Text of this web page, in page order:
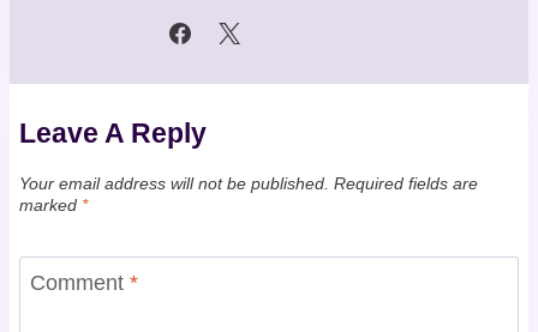
Leave A Reply
Your email address will not be published. Required fields are
marked *
Comment *